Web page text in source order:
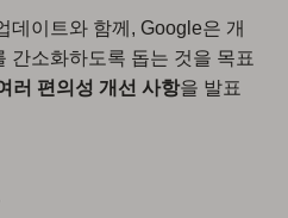
데이트와 함께, Google은 개
간소화하도록 돕는 것을 목표
러 편의성 개선 사항을 발표